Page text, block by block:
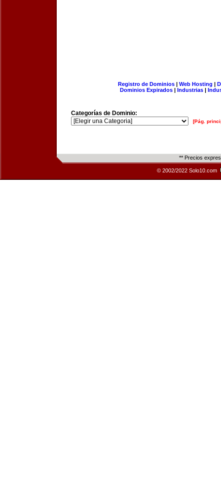
Registro de Dominios| Web Hosting |
Dominios Expirados | Industrias |
Categorías de Dominio:
[Pág.
** Precios
© 2002/2022 Solo10.com